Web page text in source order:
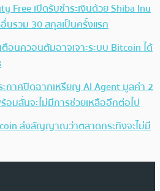
Free เปิดรับชำระเงินด้วย Shiba Inu
นรวม 30 สกุลเป็นครั้งแรก
ตือนควอนตัมอาจเจาะระบบ Bitcoin ได้
กาศปิดฉากเหรียญ AI Agent มูลค่า 2
มลั่นจะไม่มีการช่วยเหลืออีกต่อไป
ส่งสัญญาณว่าตลาดกระทิงจะไม่มี